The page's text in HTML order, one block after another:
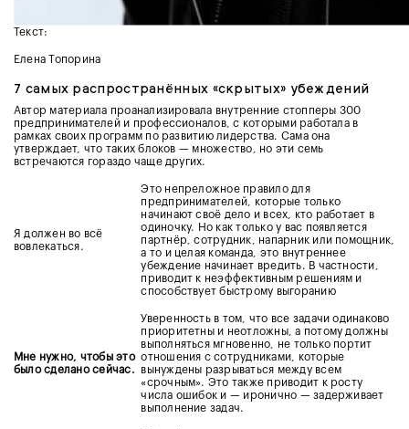
Текст:
Елена Топорина
7 самых распространённых «скрытых» убеждений
Автор материала проанализировала внутренние стопперы 300
предпринимателей и профессионалов, с которыми работала в
рамках своих программ по развитию лидерства. Сама она
утверждает, что таких блоков — множество, но эти семь
встречаются гораздо чаще других.
Я должен во всё
вовлекаться.
Это непреложное правило для
предпринимателей, которые только
начинают своё дело и всех, кто работает в
одиночку. Но как только у вас появляется
партнёр, сотрудник, напарник или помощник,
а то и целая команда, это внутреннее
убеждение начинает вредить. В частности,
приводит к неэффективным решениям и
способствует быстрому выгоранию
Мне нужно, чтобы это
было сделано сейчас.
Уверенность в том, что все задачи одинаково
приоритетны и неотложны, а потому должны
выполняться мгновенно, не только портит
отношения с сотрудниками, которые
вынуждены разрываться между всем
«срочным». Это также приводит к росту
числа ошибок и — иронично — задерживает
выполнение задач.